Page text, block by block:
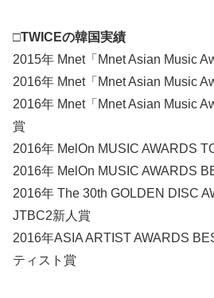
□TWICEの韓国実績
2015年 Mnet「Mnet Asian Music
2016年 Mnet「Mnet Asian Music
2016年 Mnet「Mnet Asian Music
賞
2016年 MelOn MUSIC AWARDS
2016年 MelOn MUSIC AWARDS
2016年 The 30th GOLDEN DISC
JTBC2新人賞
2016年ASIA ARTIST AWARDS
ティスト賞